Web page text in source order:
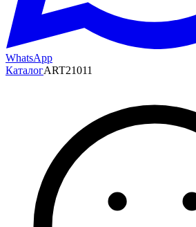
WhatsApp
КаталогART21011